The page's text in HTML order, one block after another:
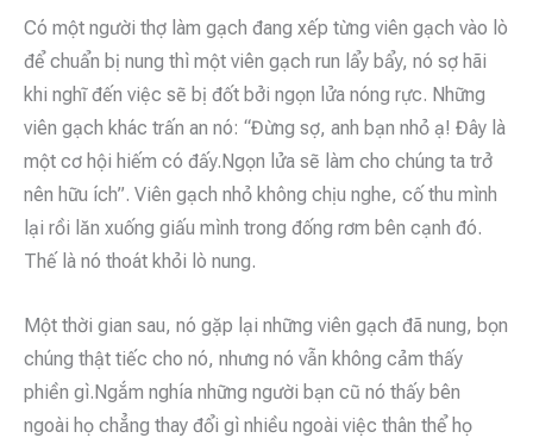
Có một người thợ làm gạch đang xếp từng viên gạch vào lò
để chuẩn bị nung thì một viên gạch run lẩy bẩy, nó sợ hãi
khi nghĩ đến việc sẽ bị đốt bởi ngọn lửa nóng rực. Những
viên gạch khác trấn an nó: “Đừng sợ, anh bạn nhỏ ạ! Đây là
một cơ hội hiếm có đấy.Ngọn lửa sẽ làm cho chúng ta trở
nên hữu ích”. Viên gạch nhỏ không chịu nghe, cố thu mình
lại rồi lăn xuống giấu mình trong đống rơm bên cạnh đó.
Thế là nó thoát khỏi lò nung.
Một thời gian sau, nó gặp lại những viên gạch đã nung, bọn
chúng thật tiếc cho nó, nhưng nó vẫn không cảm thấy
phiền gì.Ngắm nghía những người bạn cũ nó thấy bên
ngoài họ chẳng thay đổi gì nhiều ngoài việc thân thể họ